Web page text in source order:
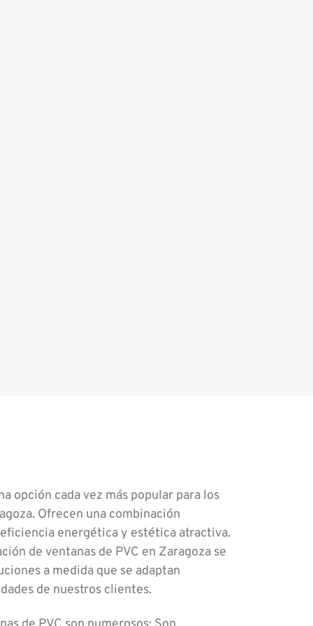
opción cada vez más popular para los
Ofrecen una combinación
energética y estética atractiva.
de ventanas de PVC en Zaragoza se
a medida que se adaptan
de nuestros clientes.